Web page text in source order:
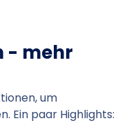
- mehr
um
Ein paar Highlights: